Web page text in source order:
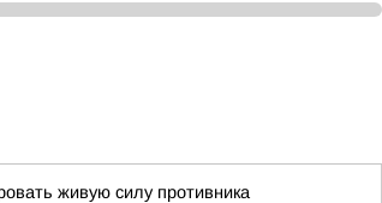
живую силу противника